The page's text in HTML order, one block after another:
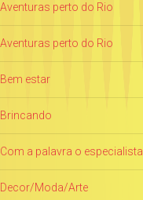
Aventuras perto do Rio
Aventuras perto do Rio
Bem estar
Brincando
Com a palavra o especialista
Decor/Moda/Arte